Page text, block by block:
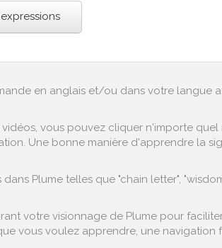
en anglais et/ou dans votre langue
vous pouvez cliquer n'importe
Une bonne manière d'apprendre la
Plume telles que "chain letter",
votre visionnage de Plume pour
vous voulez apprendre, une navigation